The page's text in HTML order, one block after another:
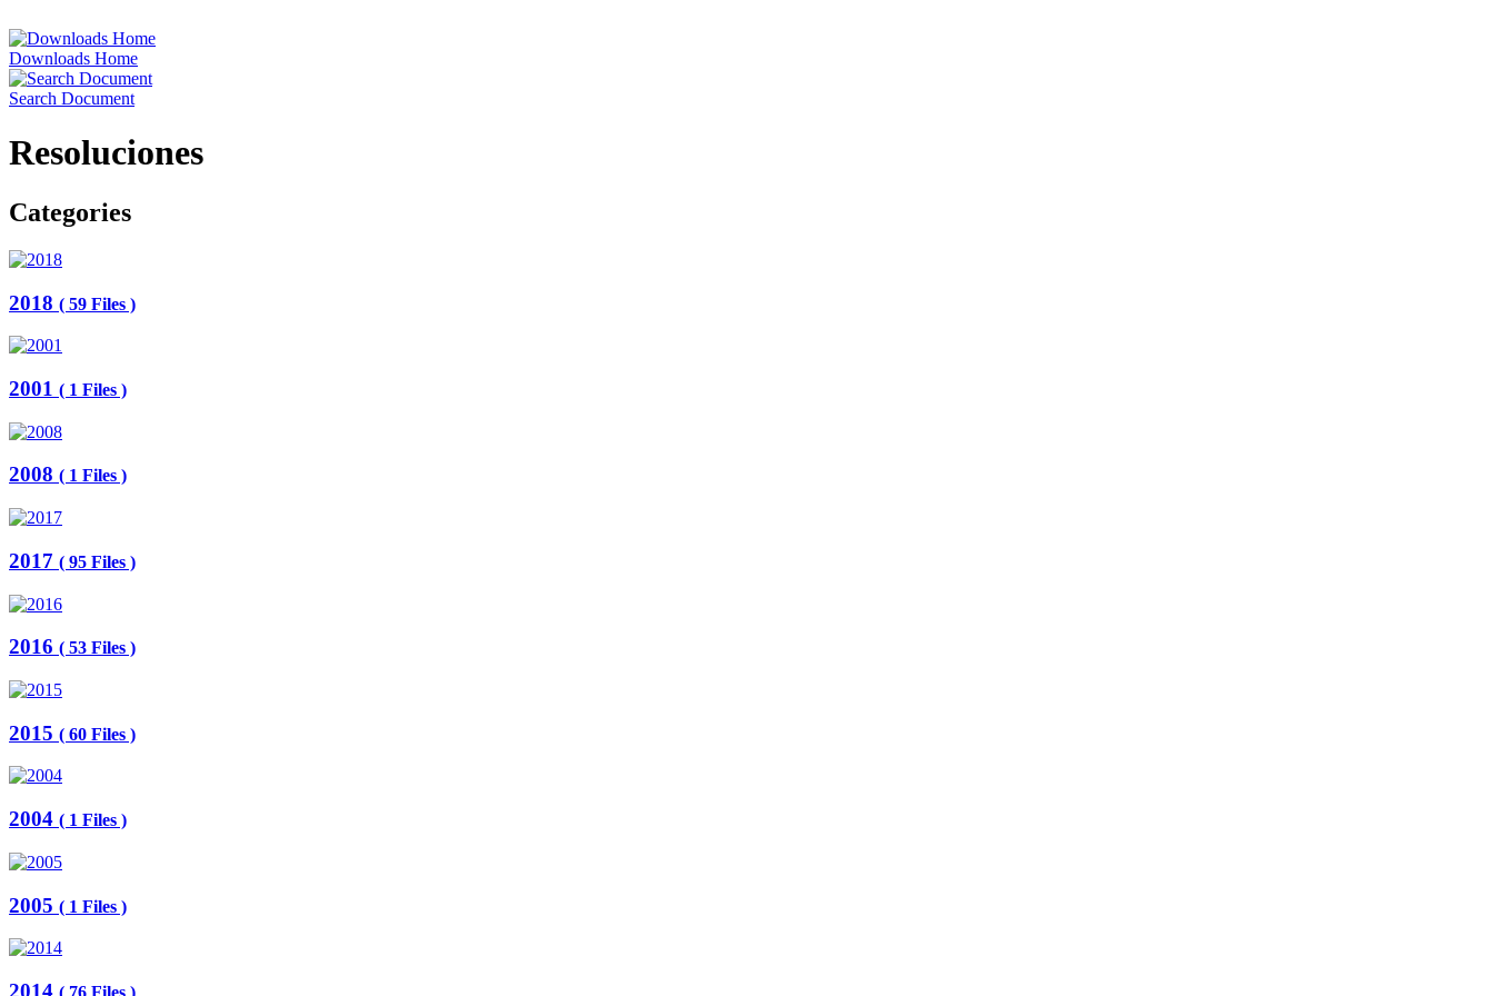
Downloads Home
Search Document
Resoluciones
Categories
2018 ( 59 Files )
2001 ( 1 Files )
2008 ( 1 Files )
2017 ( 95 Files )
2016 ( 53 Files )
2015 ( 60 Files )
2004 ( 1 Files )
2005 ( 1 Files )
2014 ( 76 Files )